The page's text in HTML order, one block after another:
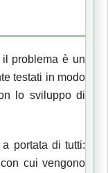
problema è un
testati in modo
lo sviluppo di
portata di tutti:
cui vengono